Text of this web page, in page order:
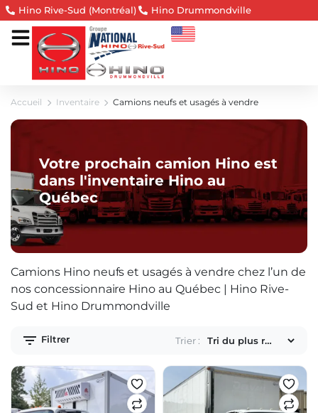
Hino Rive-Sud (Montréal) Hino Drummondville
Accueil Inventaire Camions neufs et usagés à vendre
Votre prochain camion Hino est
dans l'inventaire Hino au
Québec
Camions Hino neufs et usagés à vendre chez l’un de
nos concessionnaire Hino au Québec | Hino Rive-
Sud et Hino Drummondville
Filtrer Trier :